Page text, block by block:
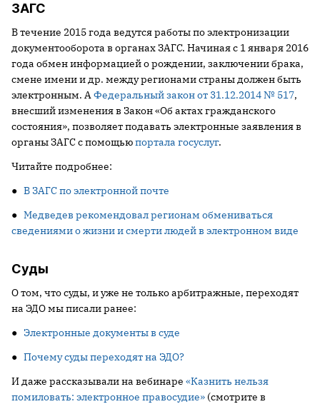
ЗАГС
В течение 2015 года ведутся работы по электронизации
документооборота в органах ЗАГС. Начиная с 1 января 2016
года обмен информацией о рождении, заключении брака,
смене имени и др. между регионами страны должен быть
электронным. АФедеральный закон от 31.12.2014 № 517,
внесший изменения в Закон «Об актах гражданского
состояния», позволяет подавать электронные заявления в
органы ЗАГС с помощьюпортала госуслуг.
Читайте подробнее:
● В ЗАГС по электронной почте
● Медведев рекомендовал регионам обмениваться
сведениями о жизни и смерти людей в электронном виде
Суды
О том, что суды, и уже не только арбитражные, переходят
на ЭДО мы писали ранее:
● Электронные документы в суде
● Почему суды переходят на ЭДО?
И даже рассказывали на вебинаре «Казнить нельзя
помиловать: электронное правосудие» (смотрите в